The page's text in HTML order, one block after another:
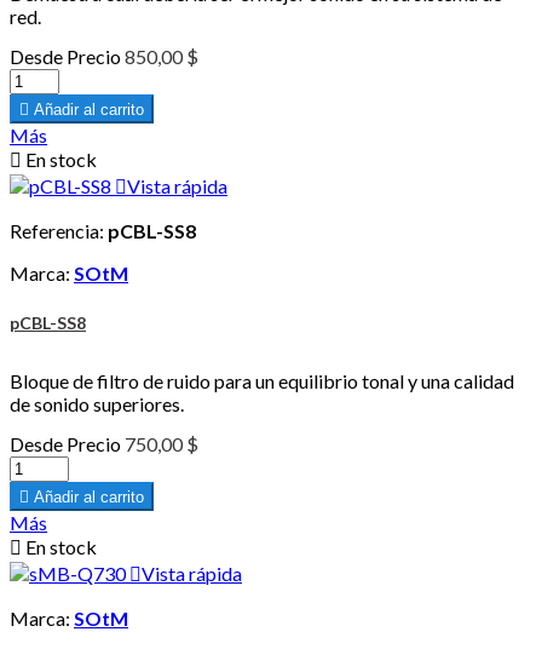
red.
Desde Precio850,00 $
 Añadir al carrito
Más
 En stock
Vista rápida
Referencia: pCBL-SS8
Marca: SOtM
pCBL-SS8
Bloque de filtro de ruido para un equilibrio tonal y una calidad
de sonido superiores.
Desde Precio 750,00 $
 Añadir al carrito
Más
 En stock
Vista rápida
Marca: SOtM